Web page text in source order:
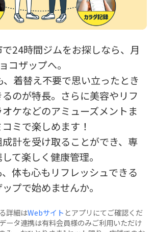
24時間ジムをお探しなら、月
コザップへ。
着替え不要で思い立ったとき
のが特長。さらに美容やリフ
ケなどのアミューズメントま
ミで楽しめます！
計を受け取ることができ、専
て楽しく健康管理。
体も心もリフレッシュできる
プで始めませんか。
詳細はWebサイト とアプリにてご確認くだ
ータ連携は有料会員様のみご利用いただけ